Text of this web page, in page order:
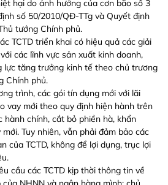
hại do ảnh hưởng của cơn bão số 3
số 50/2010/QĐ-TTg và Quyết định
tướng Chính phủ.
TCTD triển khai có hiệu quả các giải
các lĩnh vực sản xuất kinh doanh,
lực tăng trưởng kinh tế theo chủ trương
Chính phủ.
trình, các gói tín dụng mới với lãi
vay mới theo quy định hiện hành trên
chính, cắt bỏ phiền hà, khẩn
Tuy nhiên, vẫn phải đảm bảo các
của TCTD, không để lợi dụng, trục lợi
cầu các TCTD kịp thời thông tin về